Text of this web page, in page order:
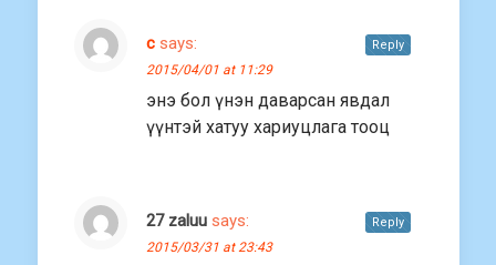
с says:
2015/04/01 at 11:29
энэ бол үнэн даварсан явдал
үүнтэй хатуу хариуцлага тооц
Reply
27 zaluu says:
2015/03/31 at 23:43
Reply